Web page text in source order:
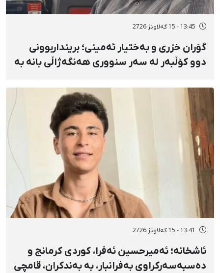
13:45 - 15 گەلاوێژ 2726
گۆران خزری و بەختیار ئەمینی؛ برینداربوونی
دوو کۆڵبەر لە سەر سنووری هەنگەژاڵی بانه بە
تەقینەوەی مین
13:41 - 15 گەلاوێژ 2726
ئاشخانە؛ ئەمیرحسین ئەفرا، کوردی کرمانج و
دەسبەسەرکراوی بەفرانبار، بە بەندکران، قامچی